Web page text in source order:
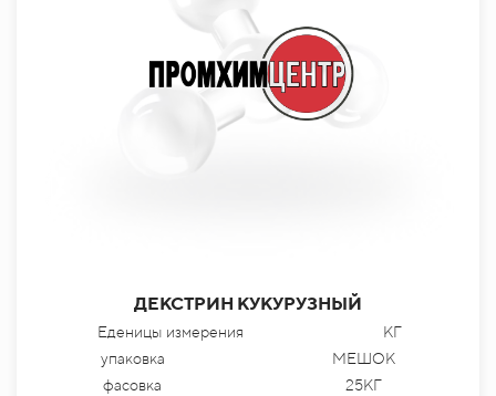
ДЕКСТРИН КУКУРУЗНЫЙ
Еденицы измерения
КГ
упаковка
МЕШОК
фасовка
25КГ